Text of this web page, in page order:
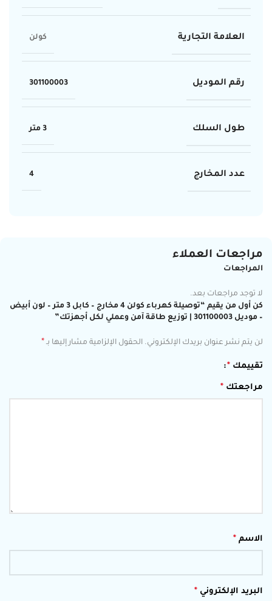
العلامة التجارية كولن
رقم الموديل 301100003
طول السلك 3 متر
عدد المخارج 4
مراجعات العملاء
المراجعات
لا توجد مراجعات بعد.
كن أول من يقيم “توصيلة كهرباء كولن 4 مخارج – كابل 3 متر – لون أبيض
– موديل 301100003 | توزيع طاقة آمن وعملي لكل أجهزتك”
لن يتم نشر عنوان بريدك الإلكتروني. الحقول الإلزامية مشار إليها بـ *
تقييمك *
مراجعتك *
الاسم *
البريد الإلكتروني *